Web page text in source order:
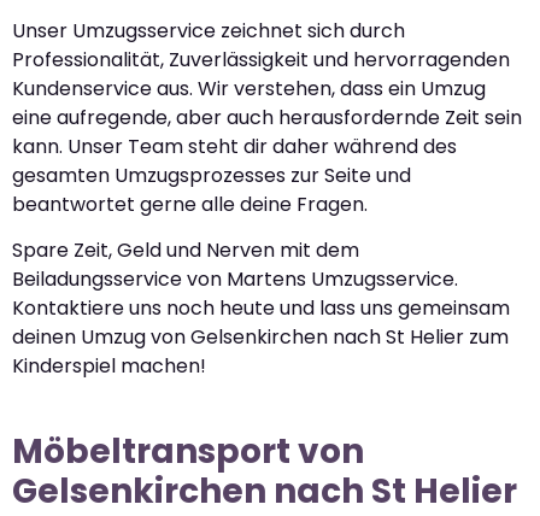
Unser Umzugsservice zeichnet sich durch
Professionalität, Zuverlässigkeit und hervorragenden
Kundenservice aus. Wir verstehen, dass ein Umzug
eine aufregende, aber auch herausfordernde Zeit sein
kann. Unser Team steht dir daher während des
gesamten Umzugsprozesses zur Seite und
beantwortet gerne alle deine Fragen.
Spare Zeit, Geld und Nerven mit dem
Beiladungsservice von Martens Umzugsservice.
Kontaktiere uns noch heute und lass uns gemeinsam
deinen Umzug von Gelsenkirchen nach St Helier zum
Kinderspiel machen!
Möbeltransport von
Gelsenkirchen nach St Helier